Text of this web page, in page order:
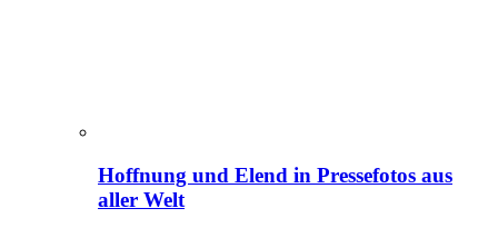
Hoffnung und Elend in Pressefotos aus
aller Welt